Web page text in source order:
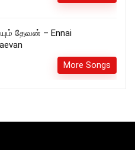
தேவன் – Ennai
More Songs